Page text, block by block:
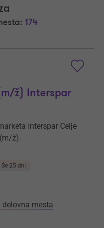
174
ž) Interspar
Interspar Celje
ž).
Še 25 dni
delovna mesta